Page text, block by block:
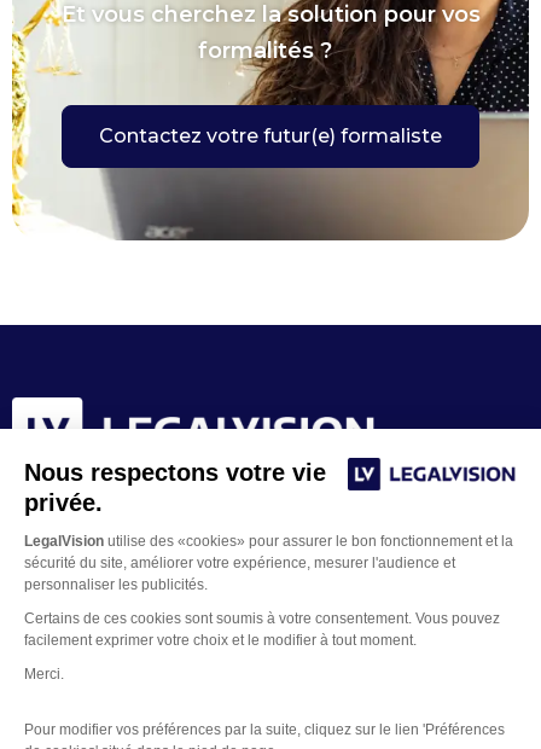
Nous respectons votre vie
privée.
LegalVision utilise des «cookies» pour assurer le bon fonctionnement et la
sécurité du site, améliorer votre expérience, mesurer l'audience et
personnaliser les publicités.
Certains de ces cookies sont soumis à votre consentement. Vous pouvez
facilement exprimer votre choix et le modifier à tout moment.
Merci.
Pour modifier vos préférences par la suite, cliquez sur le lien 'Préférences
Et vous cherchez la solution pour vos
formalités ?
Contactez votre futur(e) formaliste
Mentions Légales